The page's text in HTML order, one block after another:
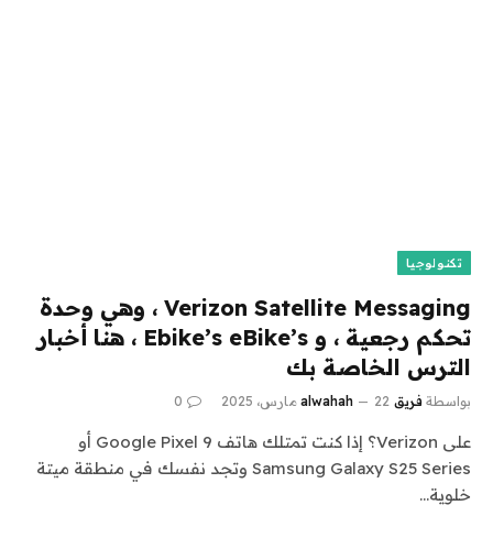
تكنولوجيا
Verizon Satellite Messaging ، وهي وحدة
تحكم رجعية ، و Ebike’s eBike’s ، هنا أخبار
الترس الخاصة بك
بواسطة فريق alwahah 22 مارس، 2025 0
على Verizon؟ إذا كنت تمتلك هاتف Google Pixel 9 أو
Samsung Galaxy S25 Series وتجد نفسك في منطقة ميتة
خلوية…